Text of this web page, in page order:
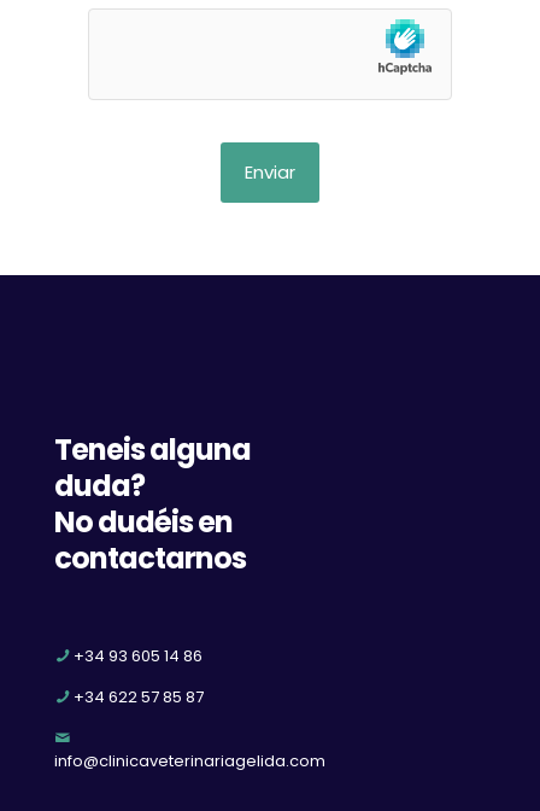
Teneis alguna
duda?
No dudéis en
contactarnos
+34 93 605 14 86
+34 622 57 85 87
info@clinicaveterinariagelida.com